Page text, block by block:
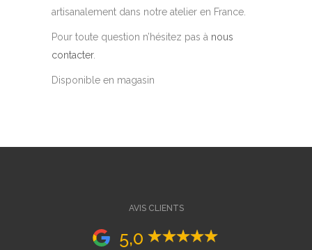
artisanalement dans notre atelier en France.
Pour toute question n’hésitez pas à nous
contacter.
Disponible en magasin
AVIS CLIENTS
5,0